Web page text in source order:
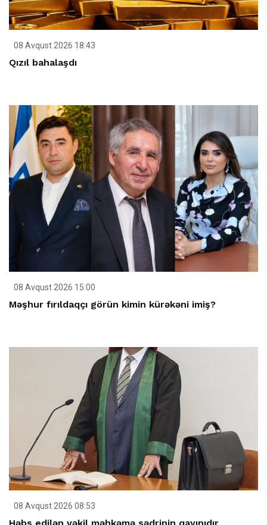
08 Avqust 2026 18:43
Qızıl bahalaşdı
08 Avqust 2026 15:00
Məşhur fırıldaqçı görün kimin kürəkəni imiş?
08 Avqust 2026 08:53